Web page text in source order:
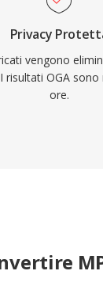
Privacy
vengono
risultati OGA
ore.